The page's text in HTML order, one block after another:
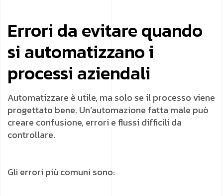
Errori da evitare quando
si automatizzano i
processi aziendali
Automatizzare è utile, ma solo se il processo viene
progettato bene. Un’automazione fatta male può
creare confusione, errori e flussi difficili da
controllare.
Gli errori più comuni sono: